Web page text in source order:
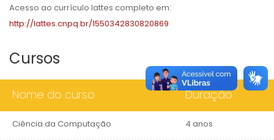
Acesso ao currículo lattes completo em:
http://lattes.cnpq.br/1550342830820869
Cursos
Nome do curso Duração
Ciência da Computação 4 anos